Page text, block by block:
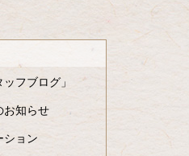
フブログ」
お知らせ
ション